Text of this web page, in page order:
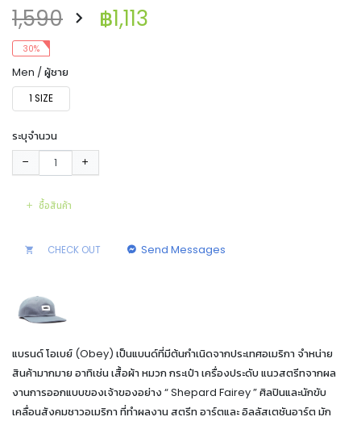
1,590 ฿1,113
30%
Men / ผู้ชาย
1 SIZE
ระบุจำนวน
ซื้อสินค้า
CHECK OUT Send Messages
แบรนด์ โอเบย์ (Obey) เป็นแบนด์ที่มีต้นกำเนิดจากประเทศอเมริกา จำหน่าย
สินค้ามากมาย อาทิเช่น เสื้อผ้า หมวก กระเป๋า เครื่องประดับ แนวสตรีทจากผล
งานการออกแบบของเจ้าของอย่าง “ Shepard Fairey ” ศิลปินและนักขับ
เคลื่อนสังคมชาวอเมริกา ที่ทำผลงาน สตรีท อาร์ตและ อิลลัสเตชันอาร์ต มัก